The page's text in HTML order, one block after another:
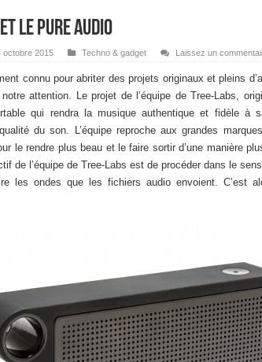
le Pure Audio
octobre 2015 Techno & gadget Laissez un
connu pour abriter des projets originaux et pleins
attention. Le projet de l’équipe de Tree-Labs,
qui rendra la musique authentique et fidèle à
du son. L’équipe reproche aux grandes
le rendre plus beau et le faire sortir d’une manière
de l’équipe de Tree-Labs est de procéder dans le
les ondes que les fichiers audio envoient. C’est